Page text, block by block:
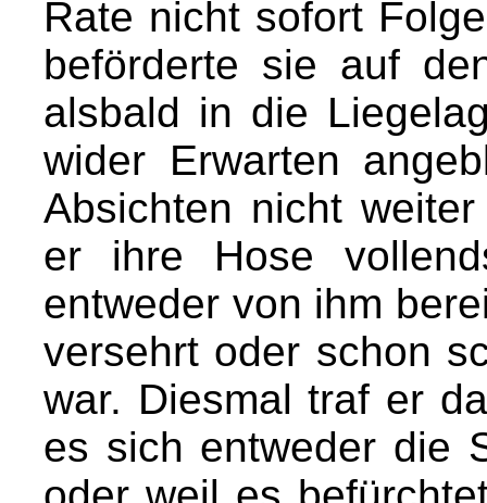
Rate nicht sofort
beförderte sie auf
alsbald in die
wider Erwarten
Absichten nicht
er ihre Hose
entweder von ihm
versehrt oder schon
war. Diesmal traf er
es sich entweder die